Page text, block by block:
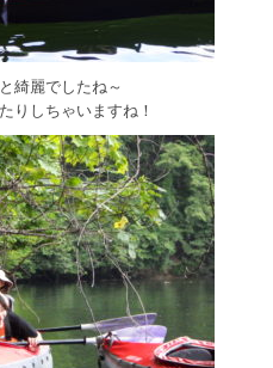
綺麗でしたね～
りしちゃいますね！